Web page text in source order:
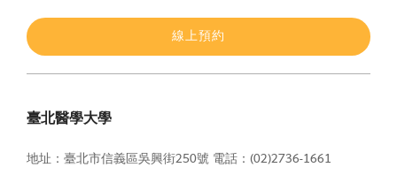
線上預約
臺北醫學大學
地址：臺北市信義區吳興街250號 電話：(02)2736-1661